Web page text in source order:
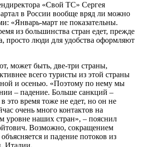
«Свой ТС» Сергея
в России вообще вряд ли можно
«Январь-март не показательны.
из большинства стран едет, прежде
просто люди для удобства оформляют
может быть, две-три страны,
всего туристы из этой страны
и осенью. «Поэтому по нему мы
– падение. Больше санкций –
в это время тоже не едет, но он не
очень много контактов на
уровне наших стран», – пояснил
Возможно, сокращением
и падение потоков из